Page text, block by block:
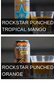
ROCKSTAR PUNCHED
TROPICAL MANGO
ROCKSTAR PUNCHED
ORANGE